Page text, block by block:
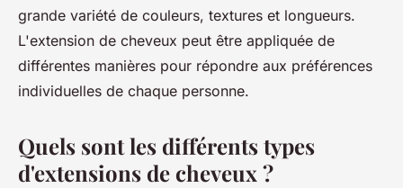
grande variété de couleurs, textures et longueurs.
L'extension de cheveux peut être appliquée de
différentes manières pour répondre aux préférences
individuelles de chaque personne.
Quels sont les différents types
d'extensions de cheveux ?